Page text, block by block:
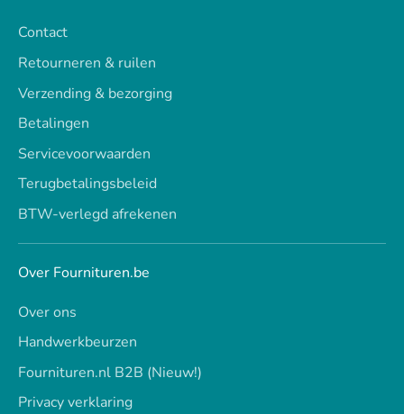
Contact
Retourneren & ruilen
Verzending & bezorging
Betalingen
Servicevoorwaarden
Terugbetalingsbeleid
BTW-verlegd afrekenen
Over Fournituren.be
Over ons
Handwerkbeurzen
Fournituren.nl B2B (Nieuw!)
Privacy verklaring